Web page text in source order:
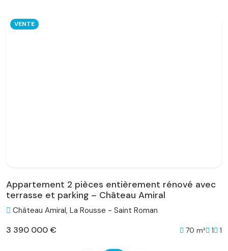
VENTE
Appartement 2 pièces entièrement rénové avec
terrasse et parking – Château Amiral
Château Amiral, La Rousse - Saint Roman
3 390 000 € 70 m² 1 1